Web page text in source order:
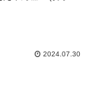
そんな生活...2024.07.30